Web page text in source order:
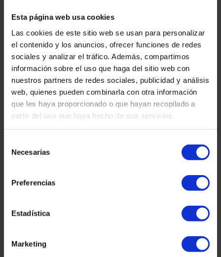
Esta página web usa cookies
Las cookies de este sitio web se usan para personalizar
el contenido y los anuncios, ofrecer funciones de redes
sociales y analizar el tráfico. Además, compartimos
información sobre el uso que haga del sitio web con
nuestros partners de redes sociales, publicidad y análisis
web, quienes pueden combinarla con otra información
que les haya proporcionado o que hayan recopilado a
partir del uso que haya hecho de sus servicios.
Necesarias
Preferencias
Estadística
Marketing
Dania Leal
Sara Gabernet
Diana Caballero